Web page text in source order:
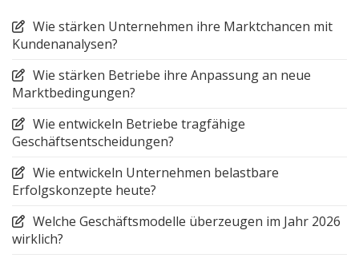
Wie stärken Unternehmen ihre Marktchancen mit
Kundenanalysen?
Wie stärken Betriebe ihre Anpassung an neue
Marktbedingungen?
Wie entwickeln Betriebe tragfähige
Geschäftsentscheidungen?
Wie entwickeln Unternehmen belastbare
Erfolgskonzepte heute?
Welche Geschäftsmodelle überzeugen im Jahr 2026
wirklich?